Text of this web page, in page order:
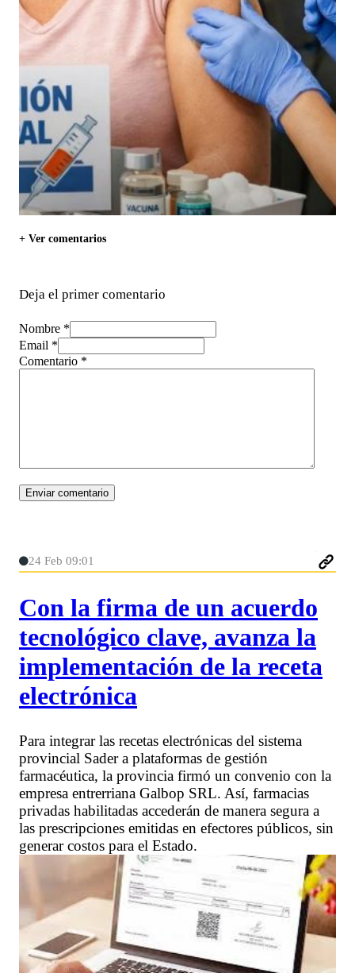
+ Ver comentarios
Deja el primer comentario
Nombre *
Email *
Comentario *
24 Feb 09:01
Con la firma de un acuerdo
tecnológico clave, avanza la
implementación de la receta
electrónica
Para integrar las recetas electrónicas del sistema
provincial Sader a plataformas de gestión
farmacéutica, la provincia firmó un convenio con la
empresa entrerriana Galbop SRL. Así, farmacias
privadas habilitadas accederán de manera segura a
las prescripciones emitidas en efectores públicos, sin
generar costos para el Estado.